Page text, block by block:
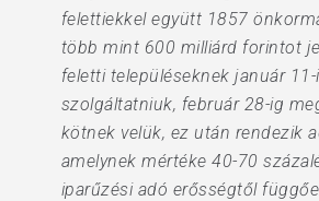
felettiekkel együtt 1857
több mint 600 milliárd forintot
feletti településeknek január
szolgáltatniuk, február 28-ig
kötnek velük, ez után rendezik
amelynek mértéke 40-70
iparűzési adó erősségtől